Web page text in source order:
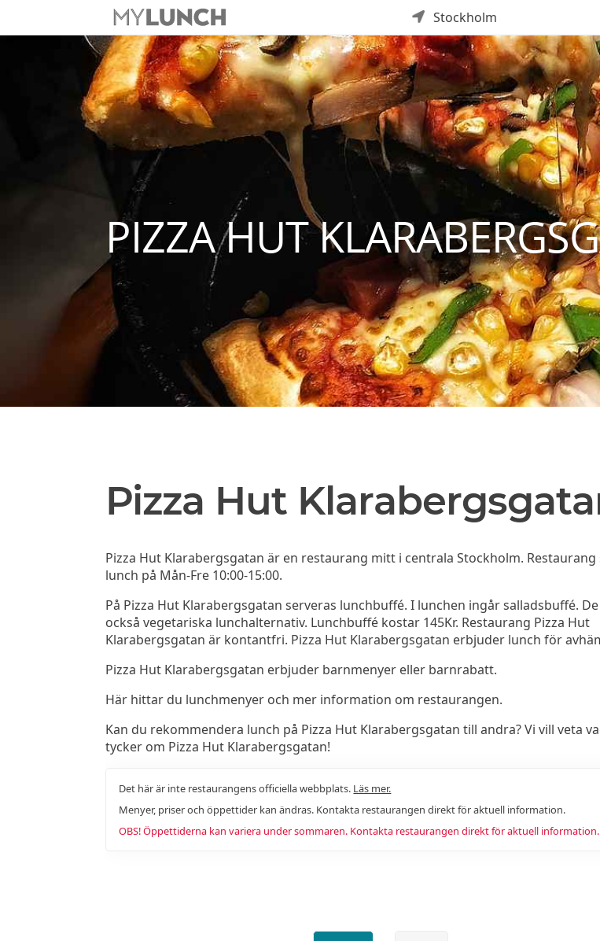
Stockholm
PIZZA HUT
Pizza Hut
Pizza Hut Klarabergsgatan är en restaurang mitt i centrala Stockholm.
lunch på Mån-Fre 10:00-15:00.
På Pizza Hut Klarabergsgatan serveras lunchbuffé. I lunchen ingår salladsbuffé.
också vegetariska lunchalternativ. Lunchbuffé kostar 145Kr. Restaurang Pizza Hut
Klarabergsgatan är kontantfri. Pizza Hut Klarabergsgatan erbjuder lunch för
Pizza Hut Klarabergsgatan erbjuder barnmenyer eller barnrabatt.
Här hittar du lunchmenyer och mer information om restaurangen.
Kan du rekommendera lunch på Pizza Hut Klarabergsgatan till andra? Vi vill veta
tycker om Pizza Hut Klarabergsgatan!
Det här är inte restaurangens officiella webbplats. Läs mer.
Menyer, priser och öppettider kan ändras. Kontakta restaurangen direkt för aktuell information.
OBS! Öppettiderna kan variera under sommaren. Kontakta restaurangen direkt för aktuell information.